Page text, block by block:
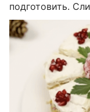
подготовить.